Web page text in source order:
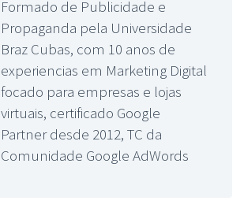
Formado de Publicidade e
Propaganda pela Universidade
Braz Cubas, com 10 anos de
experiencias em Marketing Digital
focado para empresas e lojas
virtuais, certificado Google
Partner desde 2012, TC da
Comunidade Google AdWords